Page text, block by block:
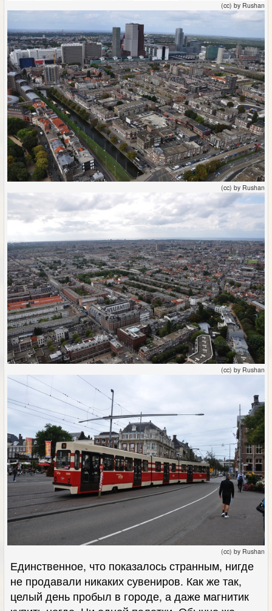
(cc) by Rushan
(cc) by Rushan
(cc) by Rushan
(cc) by Rushan
Единственное, что показалось странным, нигде
не продавали никаких сувениров. Как же так,
целый день пробыл в городе, а даже магнитик